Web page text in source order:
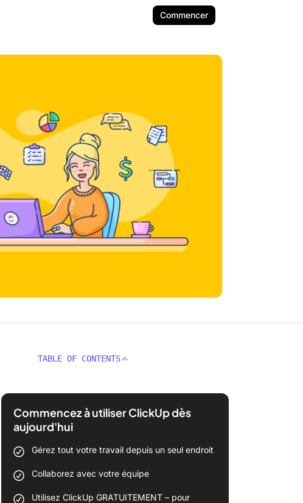
Commencer
TABLE OF CONTENTS
Commencez à utiliser ClickUp dès
aujourd'hui
Gérez tout votre travail depuis un seul endroit
Collaborez avec votre équipe
Utilisez ClickUp GRATUITEMENT – pour